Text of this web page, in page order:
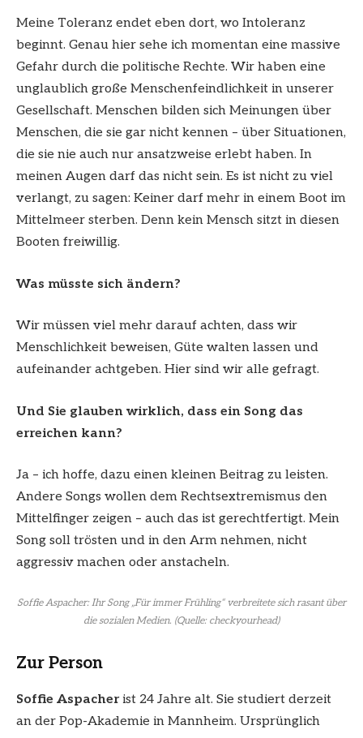
Meine Toleranz endet eben dort, wo Intoleranz
beginnt. Genau hier sehe ich momentan eine massive
Gefahr durch die politische Rechte. Wir haben eine
unglaublich große Menschenfeindlichkeit in unserer
Gesellschaft. Menschen bilden sich Meinungen über
Menschen, die sie gar nicht kennen – über Situationen,
die sie nie auch nur ansatzweise erlebt haben. In
meinen Augen darf das nicht sein. Es ist nicht zu viel
verlangt, zu sagen: Keiner darf mehr in einem Boot im
Mittelmeer sterben. Denn kein Mensch sitzt in diesen
Booten freiwillig.
Was müsste sich ändern?
Wir müssen viel mehr darauf achten, dass wir
Menschlichkeit beweisen, Güte walten lassen und
aufeinander achtgeben. Hier sind wir alle gefragt.
Und Sie glauben wirklich, dass ein Song das
erreichen kann?
Ja – ich hoffe, dazu einen kleinen Beitrag zu leisten.
Andere Songs wollen dem Rechtsextremismus den
Mittelfinger zeigen – auch das ist gerechtfertigt. Mein
Song soll trösten und in den Arm nehmen, nicht
aggressiv machen oder anstacheln.
Soffie Aspacher: Ihr Song „Für immer Frühling“ verbreitete sich rasant über
die sozialen Medien. (Quelle: checkyourhead)
Zur Person
Soffie Aspacherist 24 Jahre alt. Sie studiert derzeit
an der Pop-Akademie in Mannheim. Ursprünglich